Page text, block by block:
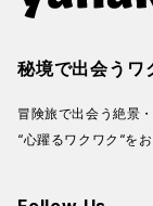
秘境で出会うワ
冒険旅で出会う絶景
“心躍るワクワク“を